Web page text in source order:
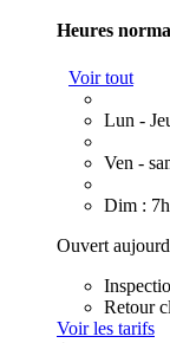
Heures
Voir tout
Lun -
Ven -
Dim :
Ouvert
Retour
Voir les tarifs